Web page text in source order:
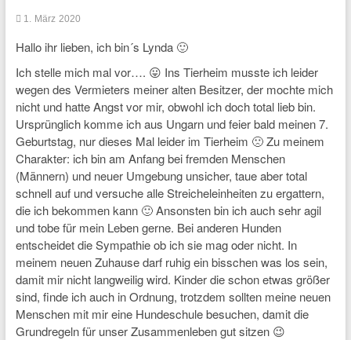
1. März 2020
Hallo ihr lieben, ich bin´s Lynda 🙂
Ich stelle mich mal vor…. 😛 Ins Tierheim musste ich leider
wegen des Vermieters meiner alten Besitzer, der mochte mich
nicht und hatte Angst vor mir, obwohl ich doch total lieb bin.
Ursprünglich komme ich aus Ungarn und feier bald meinen 7.
Geburtstag, nur dieses Mal leider im Tierheim 🙁 Zu meinem
Charakter: ich bin am Anfang bei fremden Menschen
(Männern) und neuer Umgebung unsicher, taue aber total
schnell auf und versuche alle Streicheleinheiten zu ergattern,
die ich bekommen kann 🙂 Ansonsten bin ich auch sehr agil
und tobe für mein Leben gerne. Bei anderen Hunden
entscheidet die Sympathie ob ich sie mag oder nicht. In
meinem neuen Zuhause darf ruhig ein bisschen was los sein,
damit mir nicht langweilig wird. Kinder die schon etwas größer
sind, finde ich auch in Ordnung, trotzdem sollten meine neuen
Menschen mit mir eine Hundeschule besuchen, damit die
Grundregeln für unser Zusammenleben gut sitzen 😉